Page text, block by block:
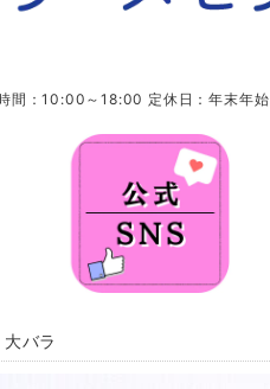
間：10:00～18:00 定休日：年末年始
バラ